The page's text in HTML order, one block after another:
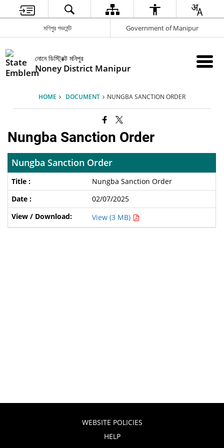
মণিপুর গভর্মেন্ট Government of Manipur
নোনে ডিস্ট্রিক্ট মনিপুর
Noney District Manipur
HOME DOCUMENT NUNGBA SANCTION ORDER
Nungba Sanction Order
Nungba Sanction Order
Nungba Sanction Order
02/07/2025
View (3 MB)
WEBSITE POLICIES
HELP